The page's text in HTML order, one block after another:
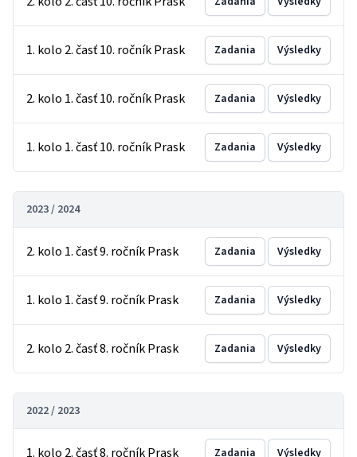
1. kolo 2. časť 10. ročník Prask Zadania Výsledky
2. kolo 1. časť 10. ročník Prask Zadania Výsledky
1. kolo 1. časť 10. ročník Prask Zadania Výsledky
2023 / 2024
2. kolo 1. časť 9. ročník Prask Zadania Výsledky
1. kolo 1. časť 9. ročník Prask Zadania Výsledky
2. kolo 2. časť 8. ročník Prask Zadania Výsledky
2022 / 2023
1. kolo 2. časť 8. ročník Prask Zadania Výsledky